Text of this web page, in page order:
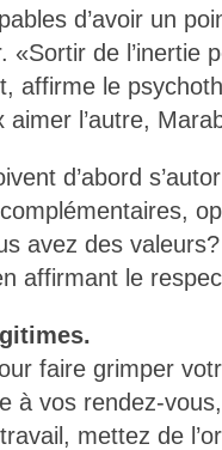
d’avoir un
«Sortir de l’inertie
affirme le
aimer l’autre,
d’abord
avez des
affirmant le
faire grimper
à vos rendez-
mettez de